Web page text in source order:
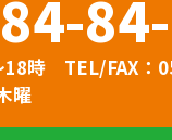
18時
TEL/FAX：
曜